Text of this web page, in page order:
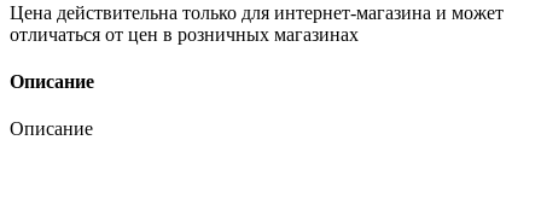
Цена действительна только для интернет-магазина и может
отличаться от цен в розничных магазинах
Описание
Описание